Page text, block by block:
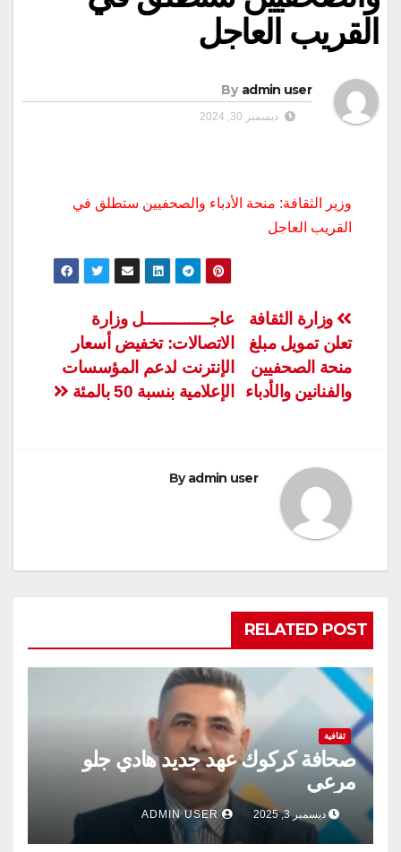
القريب العاجل
By admin user
ديسمبر 30, 2024
وزير الثقافة: منحة الأدباء والصحفيين ستطلق في
القريب العاجل
تصفّح
المقالات
عاجـــــــــــــل وزارة
الاتصالات: تخفيض أسعار
الإنترنت لدعم المؤسسات
الإعلامية بنسبة 50 بالمئة
وزارة الثقافة
تعلن تمويل مبلغ
منحة الصحفيين
والفنانين والأدباء
Byadmin user
RELATED POST
ثقافية
صحافة كركوك عهد جديد هادي جلو
مرعي
ديسمبر 3, 2025 ADMIN USER